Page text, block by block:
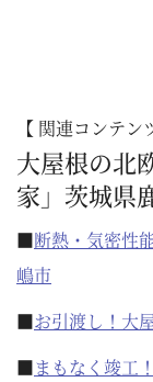
【 関連コンテン
大屋根の北
家」茨城県
■断熱・気密性
嶋市
■お引渡し！大
■まもなく竣工